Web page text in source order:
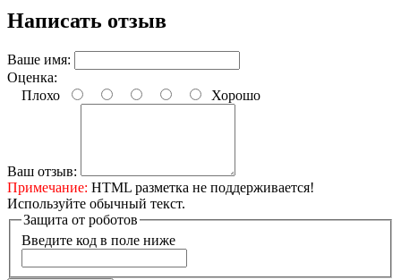
Написать отзыв
Ваше имя:
Оценка:
Плохо
Хорошо
Ваш отзыв:
Примечание: HTML разметка не поддерживается!
Используйте обычный текст.
Защита от роботов
Введите код в поле ниже